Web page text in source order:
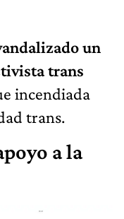
un
trans
incendiada
trans.
a la